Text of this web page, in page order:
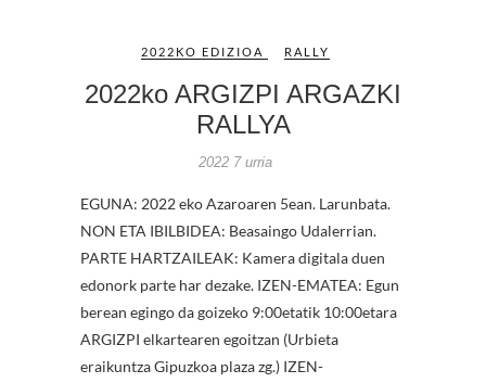
2022KO EDIZIOA RALLY
2022ko ARGIZPI ARGAZKI
RALLYA
2022 7 urria
EGUNA: 2022 eko Azaroaren 5ean. Larunbata.
NON ETA IBILBIDEA: Beasaingo Udalerrian.
PARTE HARTZAILEAK: Kamera digitala duen
edonork parte har dezake. IZEN-EMATEA: Egun
berean egingo da goizeko 9:00etatik 10:00etara
ARGIZPI elkartearen egoitzan (Urbieta
eraikuntza Gipuzkoa plaza zg.) IZEN-